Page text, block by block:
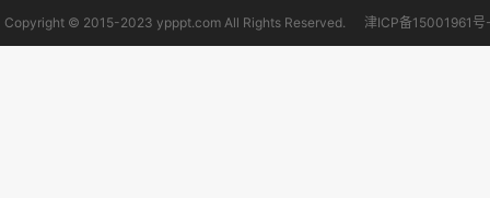
Copyright © 2015-2023 ypppt.com All Rights Reserved. 津ICP备15001961号